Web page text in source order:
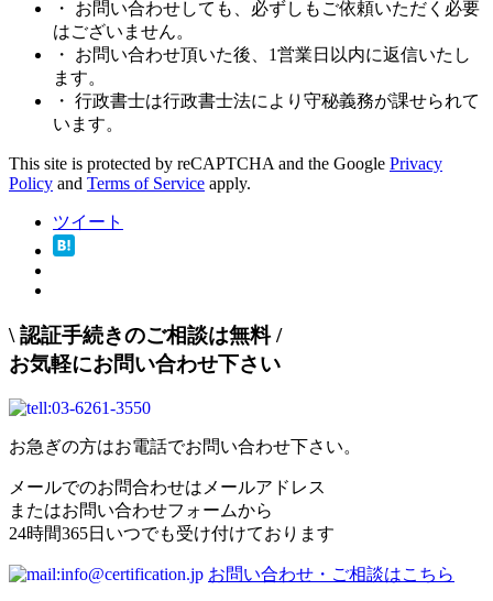
・ お問い合わせしても、必ずしもご依頼いただく必要
はございません。
・ お問い合わせ頂いた後、1営業日以内に返信いたし
ます。
・ 行政書士は行政書士法により守秘義務が課せられて
います。
This site is protected by reCAPTCHA and the Google Privacy
Policy and Terms of Service apply.
ツイート
\ 認証手続きのご相談は無料/
お気軽にお問い合わせ下さい
お急ぎの方はお電話でお問い合わせ下さい。
メールでのお問合わせはメールアドレス
またはお問い合わせフォームから
24時間365日いつでも受け付けております
お問い合わせ・ご相談はこちら